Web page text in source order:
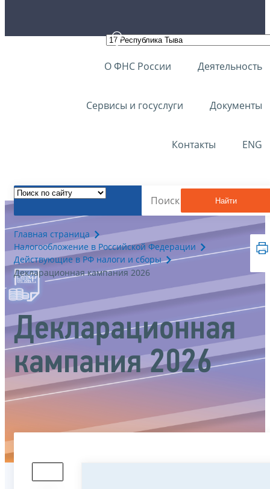
О ФНС России Деятельность
Сервисы и госуслуги Документы
Контакты ENG
Найти
Главная страница
Налогообложение в Российской Федерации
Действующие в РФ налоги и сборы
Декларационная кампания 2026
Декларационная
кампания 2026